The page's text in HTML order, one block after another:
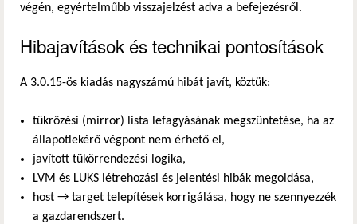
végén, egyértelműbb visszajelzést adva a befejezésről.
Hibajavítások és technikai pontosítások
A 3.0.15-ös kiadás nagyszámú hibát javít, köztük:
tükrözési (mirror) lista lefagyásának megszüntetése, ha az
állapotlekérő végpont nem érhető el,
javított tükörrendezési logika,
LVM és LUKS létrehozási és jelentési hibák megoldása,
host → target telepítések korrigálása, hogy ne szennyezzék
a gazdarendszert.